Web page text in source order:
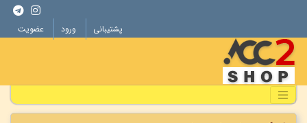
پشتیبانی ورود عضویت